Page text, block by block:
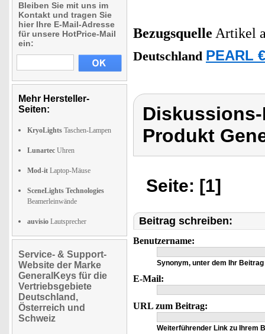
Bleiben Sie mit uns im
Kontakt und tragen Sie
hier Ihre E-Mail-Adresse
für unsere HotPrice-Mail
ein:
Mehr Hersteller-
Seiten:
KryoLights Taschen-Lampen
Lunartec Uhren
Mod-it Laptop-Mäuse
SceneLights Technologies
Beamerleinwände
auvisio Lautsprecher
Service- & Support-
Website der Marke
GeneralKeys für die
Vertriebsgebiete
Deutschland,
Österreich und
Schweiz
Bezugsquelle Artikel
Deutschland PEARL
Produkt
Seite: [1]
Beitrag schreiben:
Benutzername:
Synonym, unter dem Ihr
E-Mail:
URL zum Beitrag:
Weiterführender Link zu Ihrem